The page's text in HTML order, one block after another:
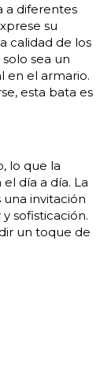
a diferentes
su
calidad de los
sea un
en el armario.
esta bata es
lo que la
día a día. La
una invitación
sofisticación.
un toque de